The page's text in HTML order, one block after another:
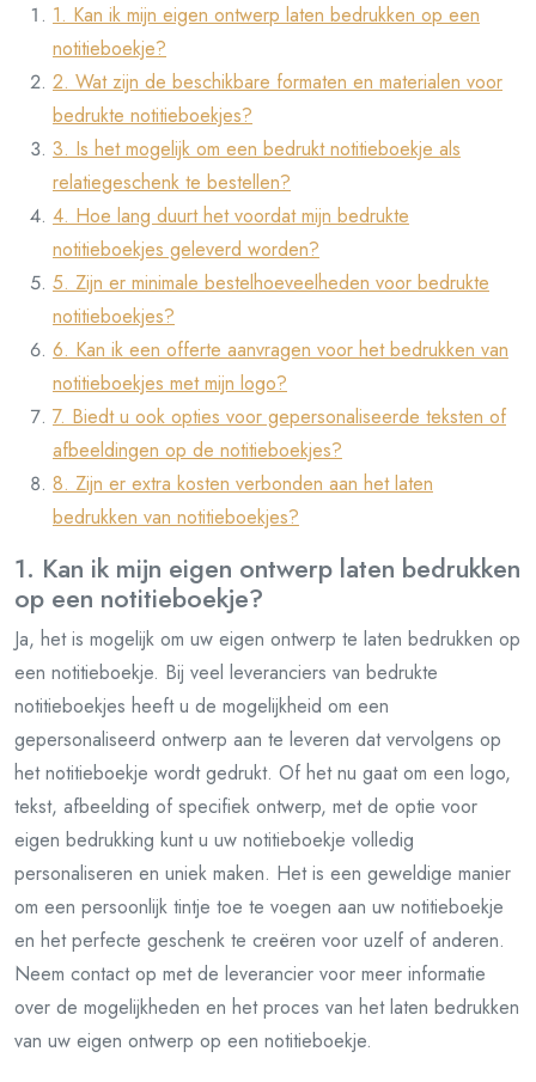
1. Kan ik mijn eigen ontwerp laten bedrukken op een
notitieboekje?
2. Wat zijn de beschikbare formaten en materialen voor
bedrukte notitieboekjes?
3. Is het mogelijk om een bedrukt notitieboekje als
relatiegeschenk te bestellen?
4. Hoe lang duurt het voordat mijn bedrukte
notitieboekjes geleverd worden?
5. Zijn er minimale bestelhoeveelheden voor bedrukte
notitieboekjes?
6. Kan ik een offerte aanvragen voor het bedrukken van
notitieboekjes met mijn logo?
7. Biedt u ook opties voor gepersonaliseerde teksten of
afbeeldingen op de notitieboekjes?
8. Zijn er extra kosten verbonden aan het laten
bedrukken van notitieboekjes?
1. Kan ik mijn eigen ontwerp laten bedrukken
op een notitieboekje?
Ja, het is mogelijk om uw eigen ontwerp te laten bedrukken op
een notitieboekje. Bij veel leveranciers van bedrukte
notitieboekjes heeft u de mogelijkheid om een
gepersonaliseerd ontwerp aan te leveren dat vervolgens op
het notitieboekje wordt gedrukt. Of het nu gaat om een logo,
tekst, afbeelding of specifiek ontwerp, met de optie voor
eigen bedrukking kunt u uw notitieboekje volledig
personaliseren en uniek maken. Het is een geweldige manier
om een persoonlijk tintje toe te voegen aan uw notitieboekje
en het perfecte geschenk te creëren voor uzelf of anderen.
Neem contact op met de leverancier voor meer informatie
over de mogelijkheden en het proces van het laten bedrukken
van uw eigen ontwerp op een notitieboekje.